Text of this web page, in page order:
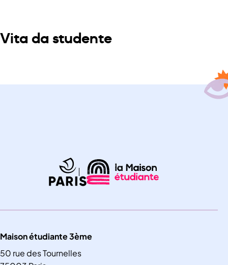
Vita da studente
Maison étudiante 3ème
50 rue des Tournelles